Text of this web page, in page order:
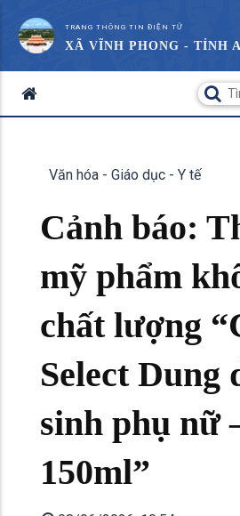
TRANG THÔNG TIN ĐIỆN TỬ
XÃ VĨNH PHONG - TỈNH
Văn hóa - Giáo dục - Y tế
Cảnh báo:
mỹ phẩm
chất lượng
Select Dung
sinh phụ nữ
150ml”